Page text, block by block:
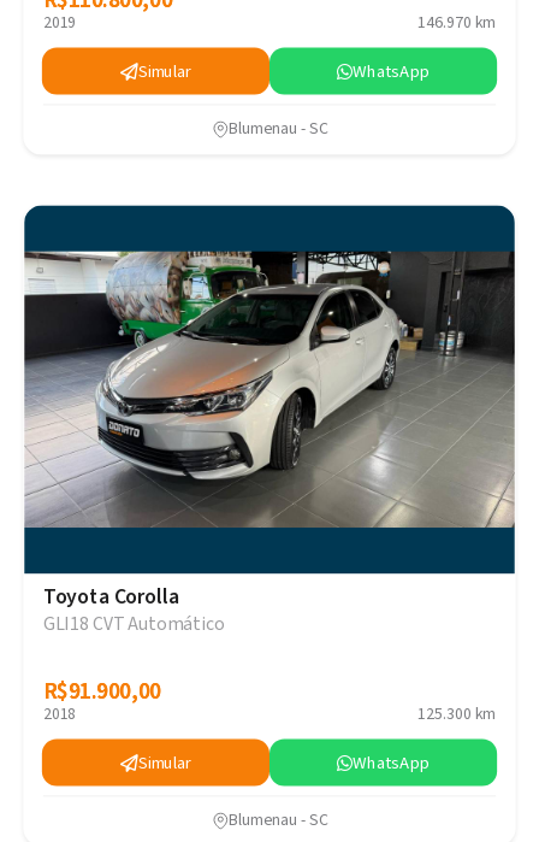
2019 146.970 km
Simular WhatsApp
Blumenau - SC
Toyota Corolla
GLI18 CVT Automático
R$91.900,00
R$91.900,00
2018 125.300 km
Simular WhatsApp
Blumenau - SC